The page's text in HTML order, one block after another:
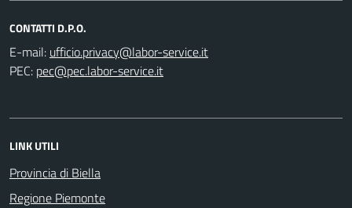
CONTATTI D.P.O.
E-mail:
PEC:
LINK UTILI
Provincia di Biella
Regione Piemonte